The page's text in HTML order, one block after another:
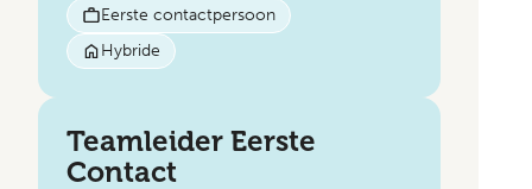
Eerste contactpersoon
Hybride
Teamleider Eerste
Contact